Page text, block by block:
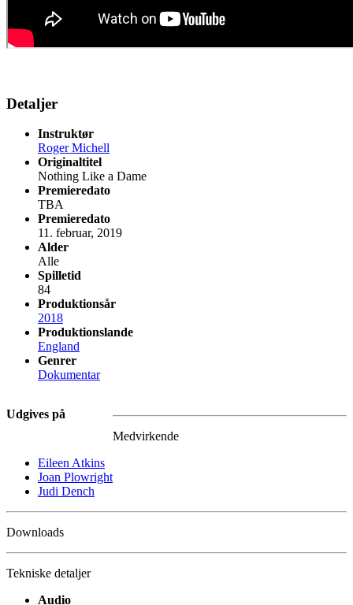
Detaljer
Instruktør
Roger Michell
Originaltitel
Nothing Like a Dame
Premieredato
TBA
Premieredato
11. februar, 2019
Alder
Alle
Spilletid
84
Produktionsår
2018
Produktionslande
England
Genrer
Dokumentar
Udgives på
Medvirkende
Eileen Atkins
Joan Plowright
Judi Dench
Downloads
Tekniske detaljer
Audio